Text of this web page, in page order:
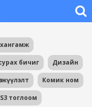
бичиг Дизайн
Комик ном
тоглоом